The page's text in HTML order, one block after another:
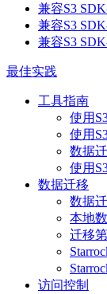
兼容S3
兼容S3
兼容S3
最佳实践
工具指南
使用
使用
数据
使用
数据迁移
数据
本地
迁移
访问控制